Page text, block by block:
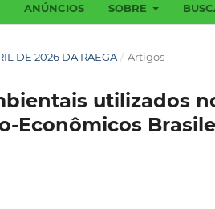
ANÚNCIOS SOBRE
DE 2026 DA RAEGA / Artigos
utilizados
Econômicos